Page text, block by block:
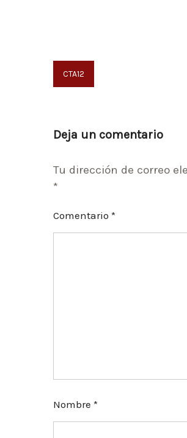
Navegación
entradas
CTA12
Deja un comentario
Tu dirección de correo
*
Comentario *
Nombre *